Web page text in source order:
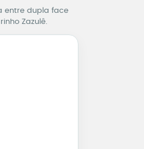
entre dupla face
Zazulê.